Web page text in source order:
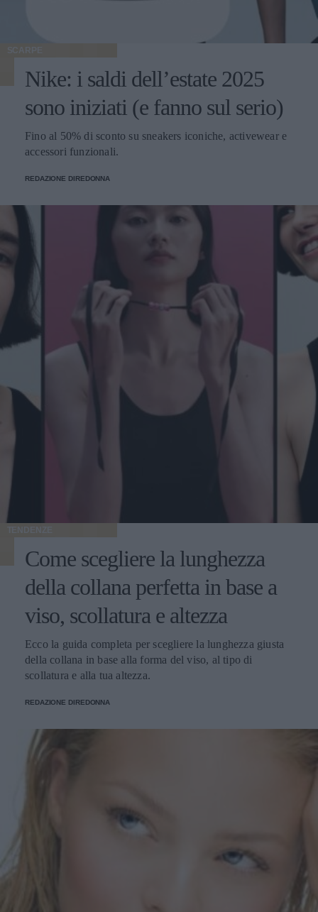
SCARPE
Nike: i saldi dell’estate 2025
sono iniziati (e fanno sul serio)
Fino al 50% di sconto su sneakers iconiche, activewear e
accessori funzionali.
REDAZIONE DIREDONNA
TENDENZE
Come scegliere la lunghezza
della collana perfetta in base a
viso, scollatura e altezza
Ecco la guida completa per scegliere la lunghezza giusta
della collana in base alla forma del viso, al tipo di
scollatura e alla tua altezza.
REDAZIONE DIREDONNA